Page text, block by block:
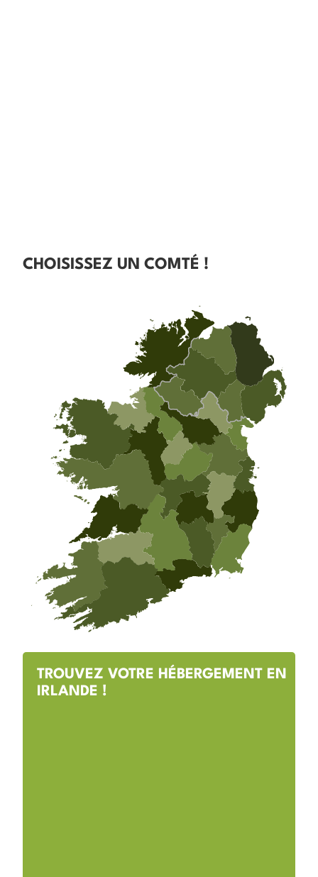
CHOISISSEZ UN COMTÉ !
TROUVEZ VOTRE HÉBERGEMENT EN
IRLANDE !